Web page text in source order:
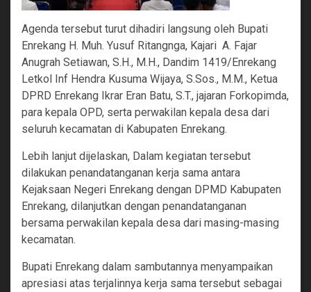
Agenda tersebut turut dihadiri langsung oleh Bupati
Enrekang H. Muh. Yusuf Ritangnga, Kajari A. Fajar
Anugrah Setiawan, S.H., M.H., Dandim 1419/Enrekang
Letkol Inf Hendra Kusuma Wijaya, S.Sos., M.M., Ketua
DPRD Enrekang Ikrar Eran Batu, S.T., jajaran Forkopimda,
para kepala OPD, serta perwakilan kepala desa dari
seluruh kecamatan di Kabupaten Enrekang.
Lebih lanjut dijelaskan, Dalam kegiatan tersebut
dilakukan penandatanganan kerja sama antara
Kejaksaan Negeri Enrekang dengan DPMD Kabupaten
Enrekang, dilanjutkan dengan penandatanganan
bersama perwakilan kepala desa dari masing-masing
kecamatan.
Bupati Enrekang dalam sambutannya menyampaikan
apresiasi atas terjalinnya kerja sama tersebut sebagai